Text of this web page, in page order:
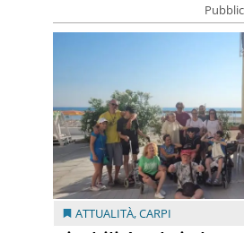
ATTUALITÀ,CARPI